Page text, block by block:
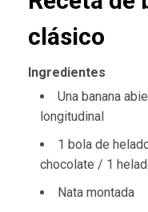
clásico
Ingredientes
Una banana
longitudinal
1 bola de
chocolate / 1
Nata montada